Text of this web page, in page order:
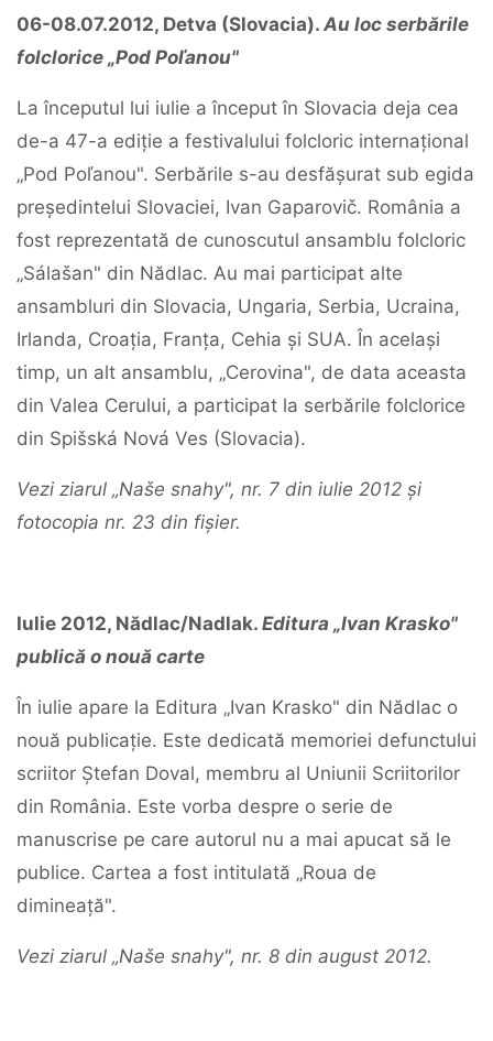
06-08.07.2012, Detva (Slovacia). Au loc serbările
folclorice „Pod Poľanou"
La începutul lui iulie a început în Slovacia deja cea
de-a 47-a ediție a festivalului folcloric internațional
„Pod Poľanou". Serbările s-au desfășurat sub egida
președintelui Slovaciei, Ivan Gaparovič. România a
fost reprezentată de cunoscutul ansamblu folcloric
„Sálašan" din Nădlac. Au mai participat alte
ansambluri din Slovacia, Ungaria, Serbia, Ucraina,
Irlanda, Croația, Franța, Cehia și SUA. În același
timp, un alt ansamblu, „Cerovina", de data aceasta
din Valea Cerului, a participat la serbările folclorice
din Spišská Nová Ves (Slovacia).
Vezi ziarul „Naše snahy", nr. 7 din iulie 2012 și
fotocopia nr. 23 din fișier.
Iulie 2012, Nădlac/Nadlak. Editura „Ivan Krasko"
publică o nouă carte
În iulie apare la Editura „Ivan Krasko" din Nădlac o
nouă publicație. Este dedicată memoriei defunctului
scriitor Ștefan Doval, membru al Uniunii Scriitorilor
din România. Este vorba despre o serie de
manuscrise pe care autorul nu a mai apucat să le
publice. Cartea a fost intitulată „Roua de
dimineață".
Vezi ziarul „Naše snahy", nr. 8 din august 2012.